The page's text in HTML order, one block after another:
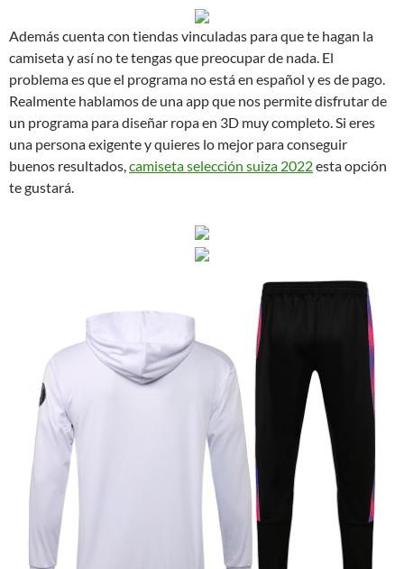
Además cuenta con tiendas vinculadas para que te hagan la
camiseta y así no te tengas que preocupar de nada. El
problema es que el programa no está en español y es de pago.
Realmente hablamos de una app que nos permite disfrutar de
un programa para diseñar ropa en 3D muy completo. Si eres
una persona exigente y quieres lo mejor para conseguir
buenos resultados,camiseta selección suiza 2022esta opción
te gustará.